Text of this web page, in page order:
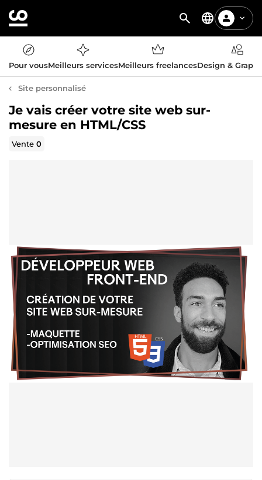
Pour vousMeilleurs servicesMeilleurs freelancesDesign &
Site personnalisé
Je vais créer votre site web sur-
mesure en HTML/CSS
Vente0